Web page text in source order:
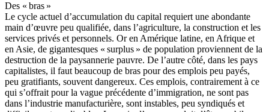
Des « bras »
Le cycle actuel d’accumulation du capital requiert une abondante
main d’œuvre peu qualifiée, dans l’agriculture, la construction et les
services privés et personnels. Or en Amérique latine, en Afrique et
en Asie, de gigantesques « surplus » de population proviennent de la
destruction de la paysannerie pauvre. De l’autre côté, dans les pays
capitalistes, il faut beaucoup de bras pour des emplois peu payés,
peu gratifiants, souvent dangereux. Ces emplois, contrairement à ce
qui s’offrait pour la vague précédente d’immigration, ne sont pas
dans l’industrie manufacturière, sont instables, peu syndiqués et